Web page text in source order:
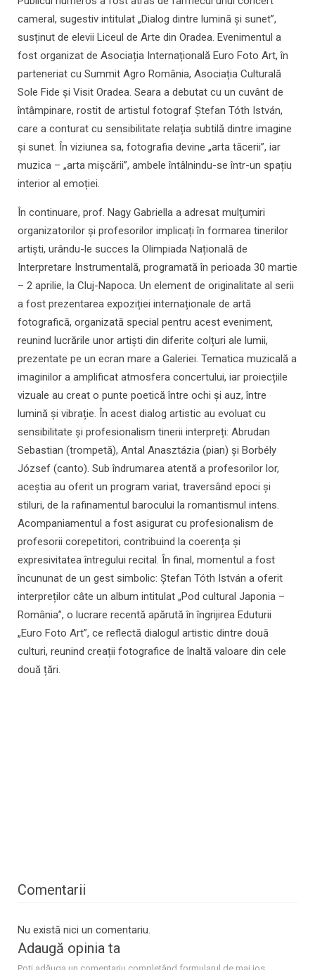
cameral, sugestiv intitulat „Dialog dintre lumină și sunet”,
susținut de elevii Liceul de Arte din Oradea. Evenimentul a
fost organizat de Asociația Internațională Euro Foto Art, în
parteneriat cu Summit Agro România, Asociația Culturală
Sole Fide și Visit Oradea. Seara a debutat cu un cuvânt de
întâmpinare, rostit de artistul fotograf Ștefan Tóth István,
care a conturat cu sensibilitate relația subtilă dintre imagine
și sunet. În viziunea sa, fotografia devine „arta tăcerii”, iar
muzica – „arta mișcării”, ambele întâlnindu-se într-un spațiu
interior al emoției.
În continuare, prof. Nagy Gabriella a adresat mulțumiri
organizatorilor și profesorilor implicați în formarea tinerilor
artiști, urându-le succes la Olimpiada Națională de
Interpretare Instrumentală, programată în perioada 30 martie
– 2 aprilie, la Cluj-Napoca. Un element de originalitate al serii
a fost prezentarea expoziției internaționale de artă
fotografică, organizată special pentru acest eveniment,
reunind lucrările unor artiști din diferite colțuri ale lumii,
prezentate pe un ecran mare a Galeriei. Tematica muzicală a
imaginilor a amplificat atmosfera concertului, iar proiecțiile
vizuale au creat o punte poetică între ochi și auz, între
lumină și vibrație. În acest dialog artistic au evoluat cu
sensibilitate și profesionalism tinerii interpreți: Abrudan
Sebastian (trompetă), Antal Anasztázia (pian) și Borbély
József (canto). Sub îndrumarea atentă a profesorilor lor,
aceștia au oferit un program variat, traversând epoci și
stiluri, de la rafinamentul barocului la romantismul intens.
Acompaniamentul a fost asigurat cu profesionalism de
profesorii corepetitori, contribuind la coerența și
expresivitatea întregului recital. În final, momentul a fost
încununat de un gest simbolic: Ștefan Tóth István a oferit
interpreților câte un album intitulat „Pod cultural Japonia –
România”, o lucrare recentă apărută în îngrijirea Eduturii
„Euro Foto Art”, ce reflectă dialogul artistic dintre două
culturi, reunind creații fotografice de înaltă valoare din cele
două țări.
Comentarii
Nu există nici un comentariu.
Adaugă opinia ta